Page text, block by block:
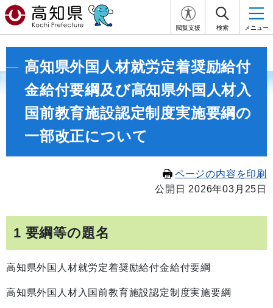
閲覧支援 検索 メニュー
高知県外国人材就労定着奨励給付
金給付要綱及び高知県外国人材入
国前教育施設認定制度実施要綱の
一部改正について
ページの内容を印刷
公開日 2026年03月25日
1 要綱等の題名
高知県外国人材就労定着奨励給付金給付要綱
高知県外国人材入国前教育施設認定制度実施要綱